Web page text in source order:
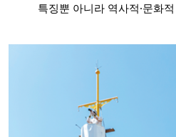
특징뿐 아니라 역사적·문화